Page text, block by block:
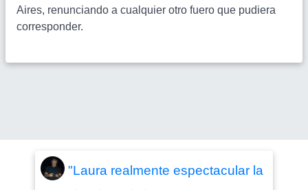
Aires, renunciando a cualquier otro fuero que pudiera
corresponder.
"Laura realmente espectacular la